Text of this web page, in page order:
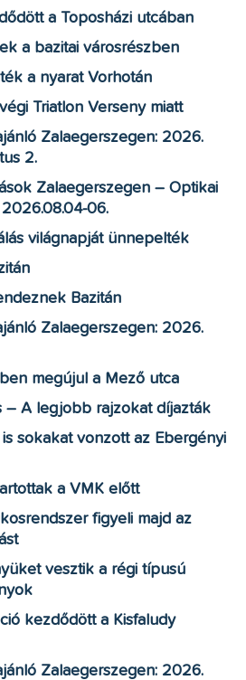
a Toposházi utcában
a bazitai városrészben
a nyarat Vorhotán
Triatlon Verseny miatt
Zalaegerszegen: 2026.
2.
Zalaegerszegen – Optikai
06.
világnapját ünnepelték
Bazitán
Zalaegerszegen: 2026.
megújul a Mező utca
– A legjobb rajzokat díjazták
sokakat vonzott az Ebergényi
a VMK előtt
figyeli majd az
vesztik a régi típusú
kezdődött a Kisfaludy
Zalaegerszegen: 2026.